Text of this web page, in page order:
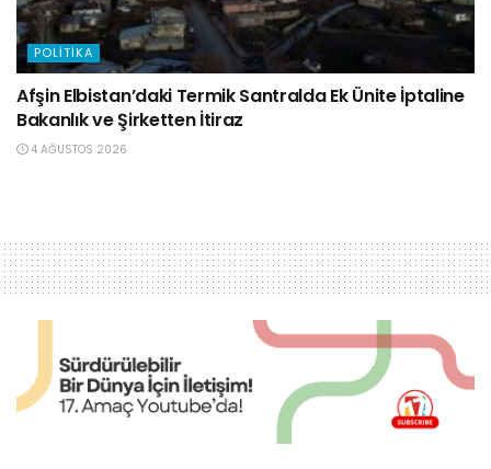
POLITIKA
Afşin Elbistan’daki Termik Santralda Ek Ünite İptaline
Bakanlık ve Şirketten İtiraz
4 AĞUSTOS 2026